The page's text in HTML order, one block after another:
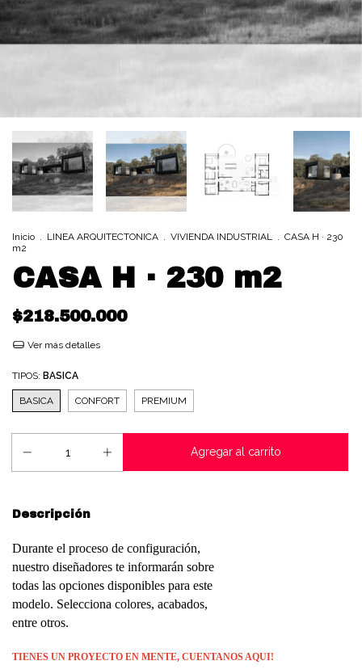
Inicio . LINEA ARQUITECTONICA . VIVIENDA INDUSTRIAL . CASA H · 230
m2
CASA H · 230 m2
$218.500.000
Ver más detalles
TIPOS: BASICA
BASICA CONFORT PREMIUM
Descripción
Durante el proceso de configuración,
nuestro diseñadores te informarán sobre
todas las opciones disponibles para este
modelo. Selecciona colores, acabados,
entre otros.
TIENES UN PROYECTO EN MENTE, CUENTANOSAQUI!